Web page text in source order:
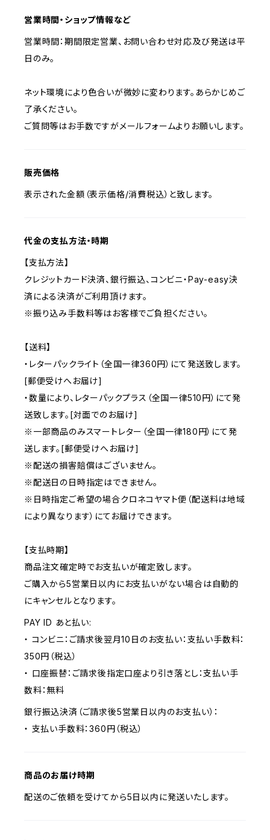
営業時間・ショップ情報など
営業時間：期間限定営業、お問い合わせ対応及び発送は平
日のみ。
ネット環境により色合いが微妙に変わります。あらかじめご
了承ください。
ご質問等はお手数ですがメールフォームよりお願いします。
販売価格
表示された金額（表示価格/消費税込）と致します。
代金の支払方法・時期
【支払方法】
クレジットカード決済、銀行振込、コンビニ・Pay-easy決
済による決済がご利用頂けます。
※振り込み手数料等はお客様でご負担ください。
【送料】
・レターパックライト（全国一律360円）にて発送致します。
[郵便受けへお届け]
・数量により、レターパックプラス（全国一律510円）にて発
送致します。[対面でのお届け]
※一部商品のみスマートレター（全国一律180円）にて発
送します。[郵便受けへお届け]
※配送の損害賠償はございません。
※配送日の日時指定はできません。
※日時指定ご希望の場合クロネコヤマト便（配送料は地域
により異なります）にてお届けできます。
【支払時期】
商品注文確定時でお支払いが確定致します。
ご購入から5営業日以内にお支払いがない場合は自動的
にキャンセルとなります。
PAY ID あと払い:
・ コンビニ：ご請求後翌月10日のお支払い：支払い手数料：
350円（税込）
・ 口座振替：ご請求後指定口座より引き落とし：支払い手
数料：無料
銀行振込決済（ご請求後5営業日以内のお支払い）：
・ 支払い手数料：360円（税込）
商品のお届け時期
配送のご依頼を受けてから5日以内に発送いたします。